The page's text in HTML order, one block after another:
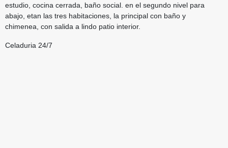
estudio, cocina cerrada, baño social. en el segundo nivel para
abajo, etan las tres habitaciones, la principal con baño y
chimenea, con salida a lindo patio interior.
Celaduria 24/7